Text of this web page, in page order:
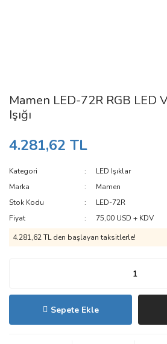
Mamen LED-72R RGB LED
Işığı
4.281,62 TL
Kategori
LED Işıklar
Marka
Mamen
Stok Kodu
LED-72R
Fiyat
75,00 USD + KDV
4.281,62 TL den başlayan taksitlerle!
Sepete Ekle